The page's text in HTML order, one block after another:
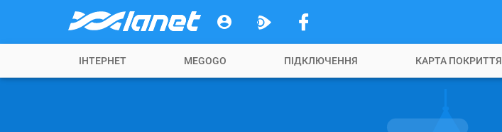
ІНТЕРНЕТ MEGOGO ПІДКЛЮЧЕННЯ КАРТА ПОКРИТТЯ